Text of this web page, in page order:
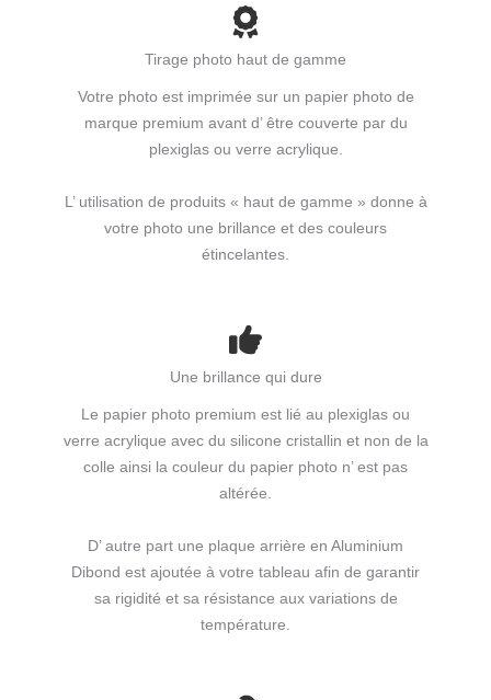
Tirage photo haut de gamme
Votre photo est imprimée sur un papier photo de
marque premium avant d’ être couverte par du
plexiglas ou verre acrylique.
L’ utilisation de produits « haut de gamme » donne à
votre photo une brillance et des couleurs
étincelantes.
Une brillance qui dure
Le papier photo premium est lié au plexiglas ou
verre acrylique avec du silicone cristallin et non de la
colle ainsi la couleur du papier photo n’ est pas
altérée.
D’ autre part une plaque arrière en Aluminium
Dibond est ajoutée à votre tableau afin de garantir
sa rigidité et sa résistance aux variations de
température.